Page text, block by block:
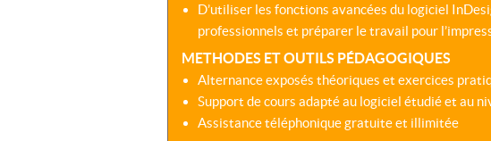
D’utiliser les fonctions avancées du logiciel
professionnels et préparer le travail pour
METHODES ET OUTILS PÉDAGOGIQUES
Alternance exposés théoriques et exercices
Support de cours adapté au logiciel étudié et au
Assistance téléphonique gratuite et illimitée